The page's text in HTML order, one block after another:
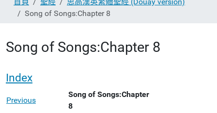
Song of Songs:Chapter 8
Song of Songs:Chapter 8
Index
Previous
Song of Songs:Chapter
8